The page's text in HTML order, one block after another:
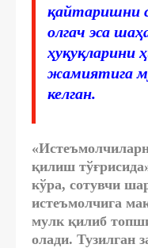
қайтаришни
олгач эса
ҳуқуқларини
жамиятига
келган.
қилиш
кўра, сотувчи
истеъмолчига
мулк қилиб
олади. Тузилган